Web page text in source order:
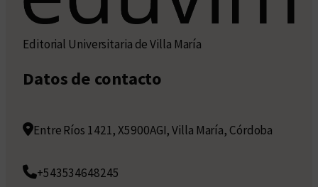
Editorial Universitaria de Villa María
Datos de contacto
Entre Ríos 1421, X5900AGI, Villa María, Córdoba
+543534648245